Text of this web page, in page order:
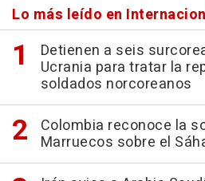
Lo más leído en
Detienen a seis
Ucrania para tratar la
soldados norcoreanos
Colombia reconoce la
Marruecos sobre el